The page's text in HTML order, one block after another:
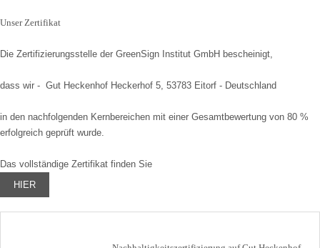
Unser Zertifikat
Die Zertifizierungsstelle der GreenSign Institut GmbH bescheinigt,
dass wir - Gut Heckenhof Heckerhof 5, 53783 Eitorf - Deutschland
in den nachfolgenden Kernbereichen mit einer Gesamtbewertung von 80 %
erfolgreich geprüft wurde.
Das vollständige Zertifikat finden Sie
HIER